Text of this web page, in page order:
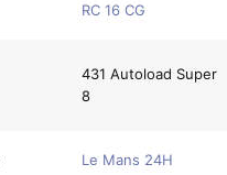
RC 16 CG
431 Autoload Super
8
Le Mans 24H